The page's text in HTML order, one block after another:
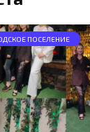
ПОСЕЛЕНИЕ